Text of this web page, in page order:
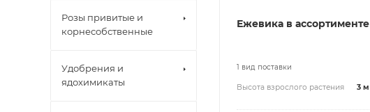
Ежевика в ассортименте
1 вид поставки
Высота взрослого растения 3 м
Розы привитые и
корнесобственные
Удобрения и
ядохимикаты